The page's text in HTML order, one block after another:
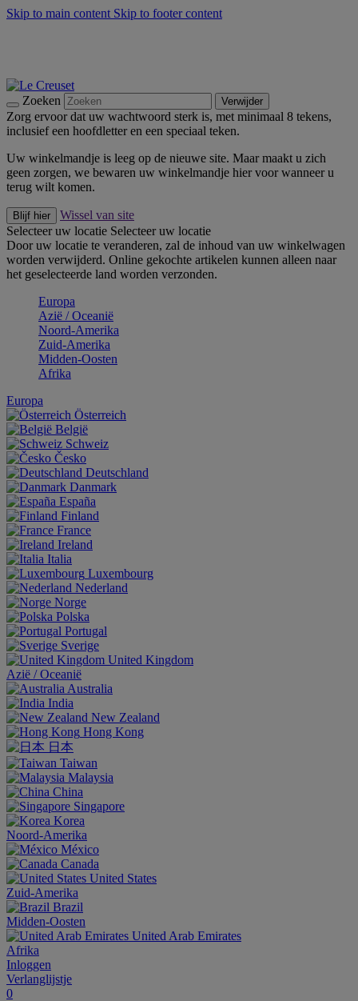
Skip to main content Skip to footer content
Zoeken Verwijder
Zorg ervoor dat uw wachtwoord sterk is, met minimaal 8 tekens,
inclusief een hoofdletter en een speciaal teken.
Uw winkelmandje is leeg op de nieuwe site. Maar maakt u zich
geen zorgen, we bewaren uw winkelmandje hier voor wanneer u
terug wilt komen.
Blijf hier
Wissel van site
Selecteer uw locatie Selecteer uw locatie
Door uw locatie te veranderen, zal de inhoud van uw winkelwagen
worden verwijderd. Online gekochte artikelen kunnen alleen naar
het geselecteerde land worden verzonden.
Europa
Aziё / Oceaniё
Noord-Amerika
Zuid-Amerika
Midden-Oosten
Afrika
Europa
Österreich
België
Schweiz
Česko
Deutschland
Danmark
España
Finland
France
Ireland
Italia
Luxembourg
Nederland
Norge
Polska
Portugal
Sverige
United Kingdom
Aziё / Oceaniё
Australia
India
New Zealand
Hong Kong
日本
Taiwan
Malaysia
China
Singapore
Korea
Noord-Amerika
México
Canada
United States
Zuid-Amerika
Brazil
Midden-Oosten
United Arab Emirates
Afrika
Inloggen
Verlanglijstje
0